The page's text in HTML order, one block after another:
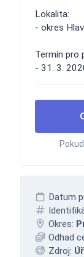
Lokalita:
- okres
Termín pro
- 31. 3.
Datum
Okres:
Odhad
Zdroj: